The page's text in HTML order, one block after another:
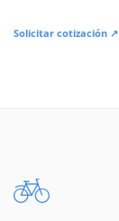
Solicitar cotización ↗